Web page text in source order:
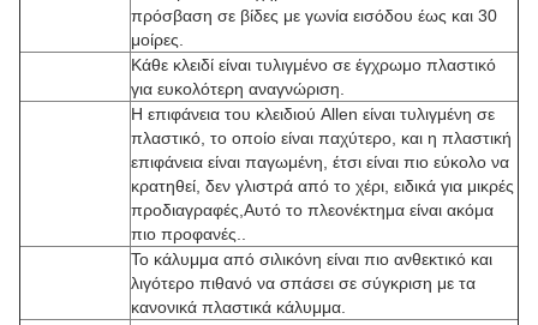
πρόσβαση σε βίδες με γωνία εισόδου έως και 30
μοίρες.
Κάθε κλειδί είναι τυλιγμένο σε έγχρωμο πλαστικό
για ευκολότερη αναγνώριση.
Η επιφάνεια του κλειδιού Allen είναι τυλιγμένη σε
πλαστικό, το οποίο είναι παχύτερο, και η πλαστική
επιφάνεια είναι παγωμένη, έτσι είναι πιο εύκολο να
κρατηθεί, δεν γλιστρά από το χέρι, ειδικά για μικρές
προδιαγραφές,Αυτό το πλεονέκτημα είναι ακόμα
πιο προφανές..
Το κάλυμμα από σιλικόνη είναι πιο ανθεκτικό και
λιγότερο πιθανό να σπάσει σε σύγκριση με τα
κανονικά πλαστικά κάλυμμα.